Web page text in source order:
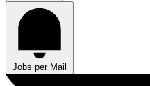
Jobs per Mail